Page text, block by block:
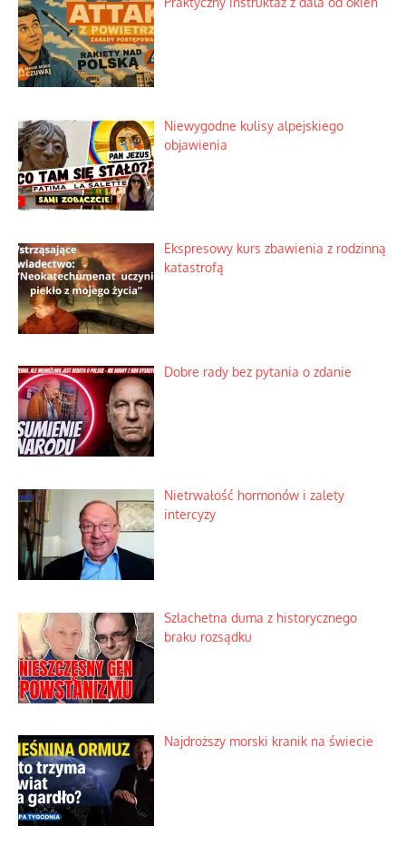
Niewygodne kulisy alpejskiego
objawienia
Ekspresowy kurs zbawienia z rodzinną
katastrofą
Dobre rady bez pytania o zdanie
Nietrwałość hormonów i zalety
intercyzy
Szlachetna duma z historycznego
braku rozsądku
Najdroższy morski kranik na świecie